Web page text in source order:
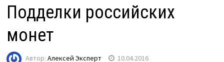
Подделки российских
монет
Автор: Алексей Эксперт 10.04.2016